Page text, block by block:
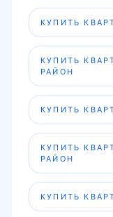
КУПИТЬ
КУПИТЬ
РАЙОН
КУПИТЬ
КУПИТЬ
РАЙОН
КУПИТЬ